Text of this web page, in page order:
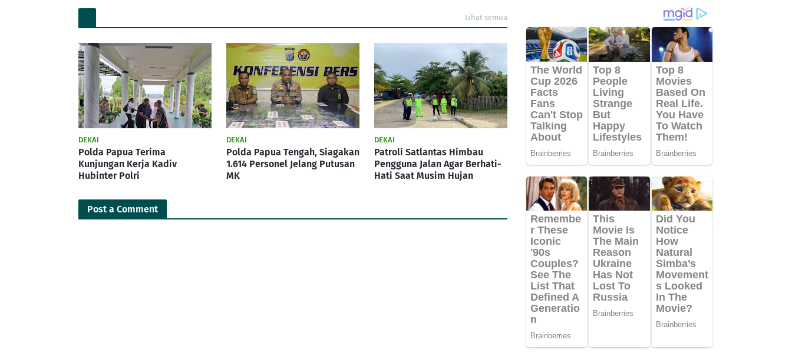
Lihat semua
DEKAI
Polda Papua Terima
Kunjungan Kerja Kadiv
Hubinter Polri
DEKAI
Polda Papua Tengah, Siagakan
1.614 Personel Jelang Putusan
MK
DEKAI
Patroli Satlantas Himbau
Pengguna Jalan Agar Berhati-
Hati Saat Musim Hujan
Post a Comment